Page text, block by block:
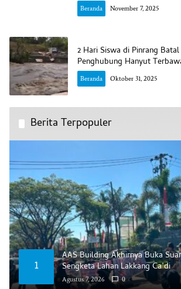
Beranda November 7, 2025
2 Hari Siswa di Pinrang
Penghubung Hanyut
Beranda Oktober 31, 2025
Berita Terpopuler
1
AAS Building Akhirnya Buka
Sengketa Lahan Lakkang Ca’di
Agustus 7, 2026 0